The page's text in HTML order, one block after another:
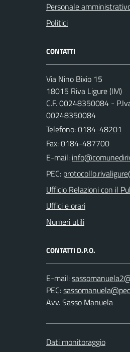
Personale
Politici
CONTATTI
Via Nino Bixio 15
18015 Riva Ligure (IM)
C.F. 00248350084 -
00248350084
Telefono:0184-48201
Fax: 0184-487700
E-mail:
PEC:
Ufficio Relazioni con il
Uffici e orari
Numeri utili
CONTATTI D.P.O.
E-mail:
PEC:
Avv. Sasso Manuela
Dati monitoraggio